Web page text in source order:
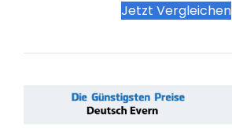
Jetzt Vergleichen